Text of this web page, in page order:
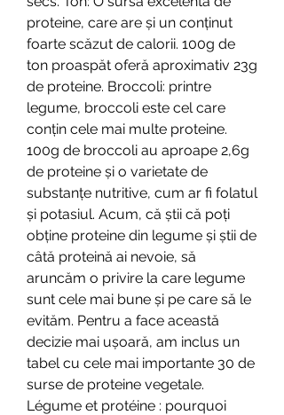
proteine, care are și un conținut
foarte scăzut de calorii. 100g de
ton proaspăt oferă aproximativ 23g
de proteine. Broccoli: printre
legume, broccoli este cel care
conțin cele mai multe proteine.
100g de broccoli au aproape 2,6g
de proteine și o varietate de
substanțe nutritive, cum ar fi folatul
și potasiul. Acum, că știi că poți
obține proteine din legume și știi de
câtă proteină ai nevoie, să
aruncăm o privire la care legume
sunt cele mai bune și pe care să le
evităm. Pentru a face această
decizie mai ușoară, am inclus un
tabel cu cele mai importante 30 de
surse de proteine vegetale.
Légume et protéine : pourquoi